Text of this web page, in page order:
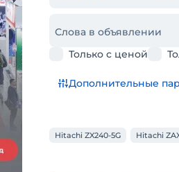
Слова в объявлении
Только с ценой
Дополнительные
Hitachi ZX240-5G Hitachi